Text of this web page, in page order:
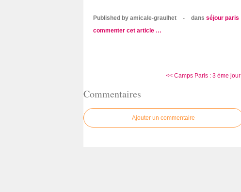
Published by amicale-graulhet - dans séjour paris
commenter cet article …
<< Camps Paris : 3 ème jour
Commentaires
Ajouter un commentaire